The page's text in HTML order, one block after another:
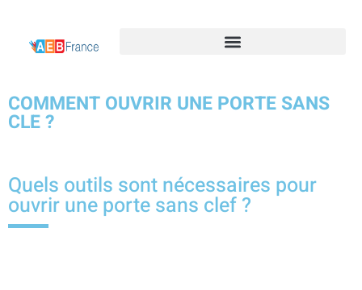
COMMENT OUVRIR UNE PORTE SANS
CLE ?
Quels outils sont nécessaires pour
ouvrir une porte sans clef ?